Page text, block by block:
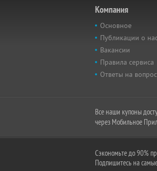
Компания
Основное
Публикации о
Вакансии
Правила сервиса
Ответы на
Все наши купоны
через Мобильное
Сэкономьте до 90%
Подпишитесь на